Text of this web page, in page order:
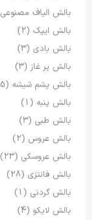
بالش الیاف مصنوعی
بالش ایپک (2)
بالش بادی (3)
بالش پر غاز (3)
بالش پشم شیشه (5)
بالش پنبه (1)
بالش طبی (3)
بالش عروس (2)
بالش عروسکی (23)
بالش فانتزی (28)
بالش گردنی (1)
بالش لایکو (4)